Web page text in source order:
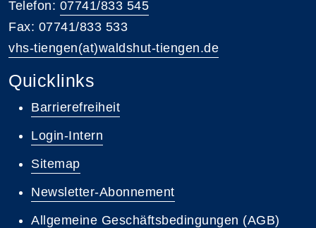
Telefon: 07741/833 545
Fax: 07741/833 533
vhs-tiengen(at)waldshut-tiengen.de
Quicklinks
Barrierefreiheit
Login-Intern
Sitemap
Newsletter-Abonnement
Allgemeine Geschäftsbedingungen (AGB)